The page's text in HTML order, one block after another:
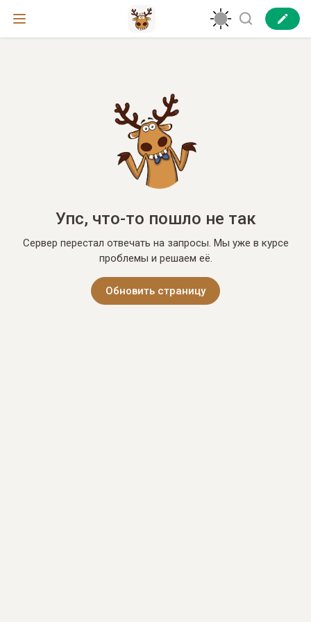
Упс, что-то пошло не так
Сервер перестал отвечать на запросы. Мы уже в курсе
проблемы и решаем её.
Обновить страницу